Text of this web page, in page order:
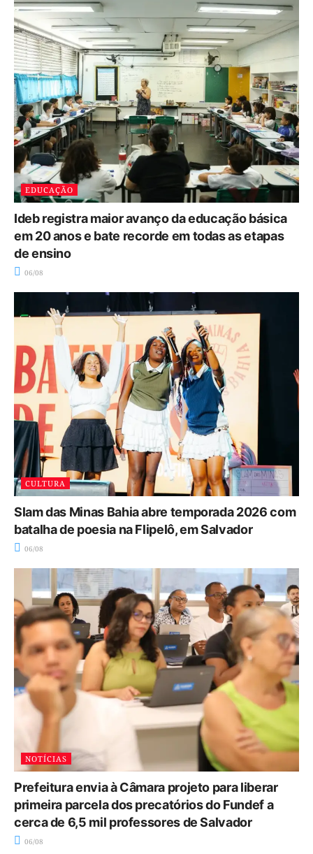
EDUCAÇÃO
Ideb registra maior avanço da educação básica
em 20 anos e bate recorde em todas as etapas
de ensino
06/08
CULTURA
Slam das Minas Bahia abre temporada 2026 com
batalha de poesia na Flipelô, em Salvador
06/08
NOTÍCIAS
Prefeitura envia à Câmara projeto para liberar
primeira parcela dos precatórios do Fundef a
cerca de 6,5 mil professores de Salvador
06/08